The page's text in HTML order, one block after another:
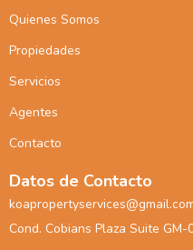
Quienes Somos
Propiedades
Servicios
Agentes
Contacto
Datos de Contacto
Cond. Cobians Plaza Suite